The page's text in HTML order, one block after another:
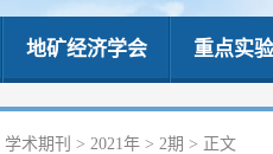
地矿经济学会 重点实
学术期刊 > 2021年 > 2期 > 正文